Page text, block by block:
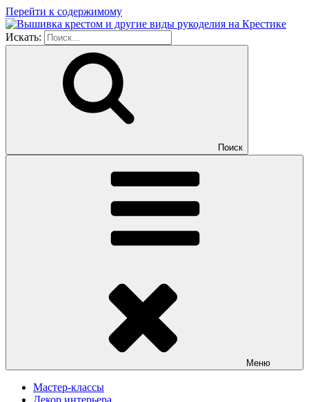
Перейти к содержимому
Искать:
Поиск
Меню
Мастер-классы
Декор интерьера